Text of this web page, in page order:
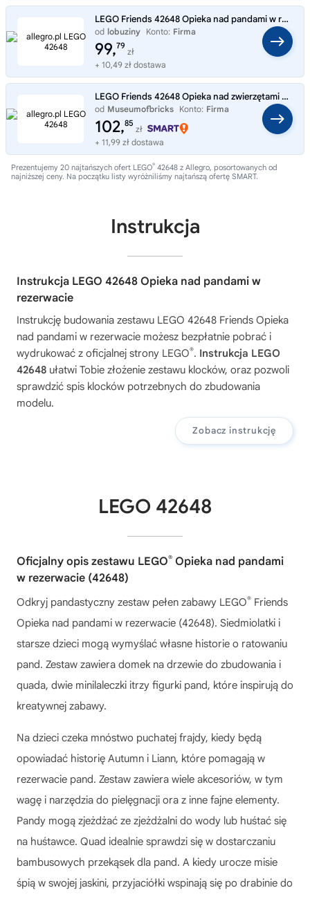
LEGO Friends 42648 Opieka nad pandami w rezerwacie, 243 el.
od lobuziny Konto: Firma
99,79
zł
+ 10,49 zł dostawa
LEGO Friends 42648 Opieka nad zwierzętami w stacji ratunkowej pandy
od Museumofbricks Konto: Firma
102,85
zł
+ 11,99 zł dostawa
Prezentujemy 20 najtańszych ofert LEGO® 42648 z Allegro, posortowanych od
najniższej ceny. Na początku listy wyróżniliśmy najtańszą ofertę SMART.
Instrukcja
Instrukcja LEGO 42648 Opieka nad pandami w
rezerwacie
Instrukcję budowania zestawu LEGO 42648 Friends Opieka
nad pandami w rezerwacie możesz bezpłatnie pobrać i
wydrukować z oficjalnej strony LEGO®. Instrukcja LEGO
42648 ułatwi Tobie złożenie zestawu klocków, oraz pozwoli
sprawdzić spis klocków potrzebnych do zbudowania
modelu.
Zobacz instrukcję
LEGO 42648
Oficjalny opis zestawu LEGO® Opieka nad pandami
w rezerwacie (42648)
Odkryj pandastyczny zestaw pełen zabawy LEGO® Friends
Opieka nad pandami w rezerwacie (42648). Siedmiolatki i
starsze dzieci mogą wymyślać własne historie o ratowaniu
pand. Zestaw zawiera domek na drzewie do zbudowania i
quada, dwie minilaleczki itrzy figurki pand, które inspirują do
kreatywnej zabawy.
Na dzieci czeka mnóstwo puchatej frajdy, kiedy będą
opowiadać historię Autumn i Liann, które pomagają w
rezerwacie pand. Zestaw zawiera wiele akcesoriów, w tym
wagę i narzędzia do pielęgnacji ora z inne fajne elementy.
Pandy mogą zjeżdżać ze zjeżdżalni do wody lub huśtać się
na huśtawce. Quad idealnie sprawdzi się w dostarczaniu
bambusowych przekąsek dla pand. A kiedy urocze misie
śpią w swojej jaskini, przyjaciółki wspinają się po drabinie do